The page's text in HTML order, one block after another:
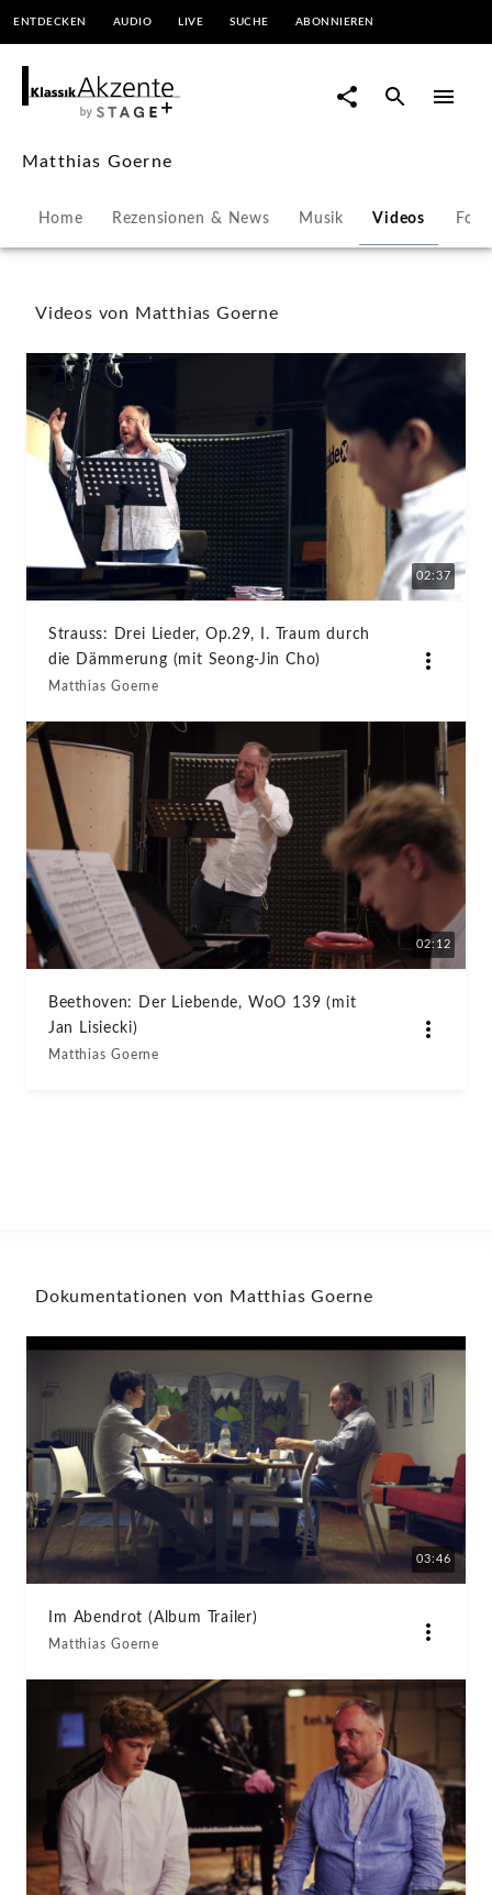
Matthias
Goerne
Videos
|
KlassikAkzente
STAGE+
ENTDECKEN AUDIO LIVE SUCHE ABONNIEREN
Matthias Goerne
Home Rezensionen & News Musik Videos
Videos von Matthias Goerne
02:37
Strauss: Drei Lieder, Op.29, I. Traum durch
die Dämmerung (mit Seong-Jin Cho)
Matthias Goerne
02:12
Beethoven: Der Liebende, WoO 139 (mit
Jan Lisiecki)
Matthias Goerne
Dokumentationen von Matthias Goerne
03:46
Im Abendrot (Album Trailer)
Matthias Goerne